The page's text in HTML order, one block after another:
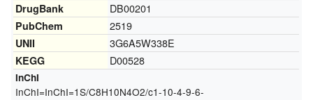
DrugBank DB00201
PubChem 2519
UNII 3G6A5W338E
KEGG D00528
InChI
InChI=InChI=1S/C8H10N4O2/c1-10-4-9-6-